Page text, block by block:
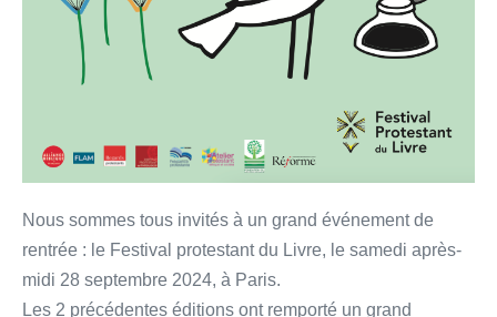
Nous sommes tous invités à un grand événement de
rentrée : le Festival protestant du Livre, le samedi après-
midi 28 septembre 2024, à Paris.
Les 2 précédentes éditions ont remporté un grand